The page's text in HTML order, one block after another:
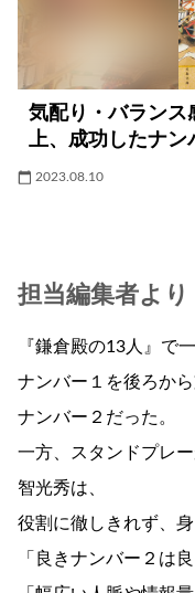
気配り・バラン
上、成功したナン
2023.08.10
担当編集者より
『鎌倉殿の13人』で
ナンバー１を後ろか
ナンバー２だった。
一方、スタンドプレ
智光秀は、
役割に徹しきれず、
「良きナンバー２は